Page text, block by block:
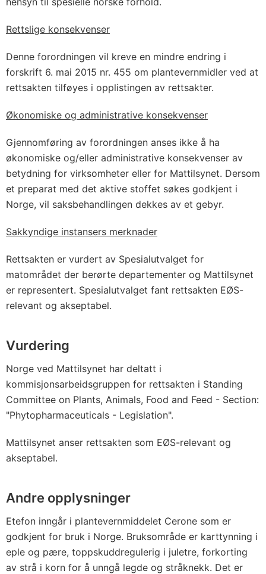
Rettslige konsekvenser
Denne forordningen vil kreve en mindre endring i
forskrift 6. mai 2015 nr. 455 om plantevernmidler ved at
rettsakten tilføyes i opplistingen av rettsakter.
Økonomiske og administrative konsekvenser
Gjennomføring av forordningen anses ikke å ha
økonomiske og/eller administrative konsekvenser av
betydning for virksomheter eller for Mattilsynet. Dersom
et preparat med det aktive stoffet søkes godkjent i
Norge, vil saksbehandlingen dekkes av et gebyr.
Sakkyndige instansers merknader
Rettsakten er vurdert av Spesialutvalget for
matområdet der berørte departementer og Mattilsynet
er representert. Spesialutvalget fant rettsakten EØS-
relevant og akseptabel.
Vurdering
Norge ved Mattilsynet har deltatt i
kommisjonsarbeidsgruppen for rettsakten i Standing
Committee on Plants, Animals, Food and Feed - Section:
"Phytopharmaceuticals - Legislation".
Mattilsynet anser rettsakten som EØS-relevant og
akseptabel.
Andre opplysninger
Etefon inngår i plantevernmiddelet Cerone som er
godkjent for bruk i Norge. Bruksområde er karttynning i
eple og pære, toppskuddregulerig i juletre, forkorting
av strå i korn for å unngå legde og stråknekk. Det er